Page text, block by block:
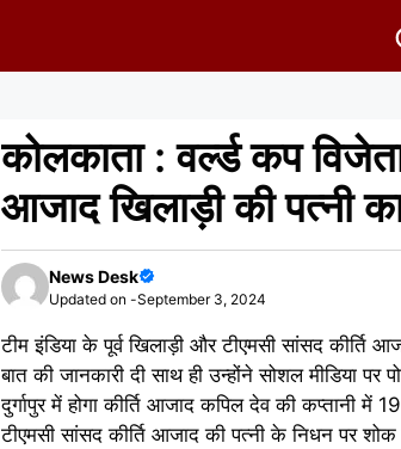
कोलकाता : वर्ल्ड कप
आजाद खिलाड़ी की पत्नी
News Desk
Updated on -September 3, 2024
टीम इंडिया के पूर्व खिलाड़ी और टीएमसी सांसद कीर्ति
बात की जानकारी दी साथ ही उन्होंने सोशल मीडिया
दुर्गापुर में होगा कीर्ति आजाद कपिल देव की कप्तानी में
टीएमसी सांसद कीर्ति आजाद की पत्नी के निधन पर